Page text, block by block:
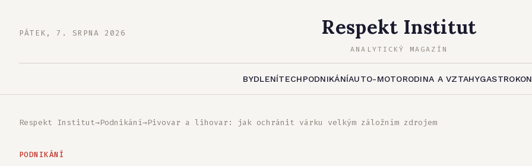
PÁTEK, 7. SRPNA 2026 Respekt Institut
ANALYTICKÝ MAGAZÍN
BYDLENÍTECHPODNIKÁNÍAUTO-MOTORODINA A VZTAHYGASTRO
Respekt Institut→Podnikání→Pivovar a lihovar: jak ochránit várku velkým záložním zdrojem
PODNIKÁNÍ